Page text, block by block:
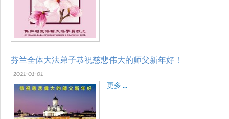
芬兰全体大法弟子恭祝慈悲伟大的师父新年好！
2021-01-01
更多 ...